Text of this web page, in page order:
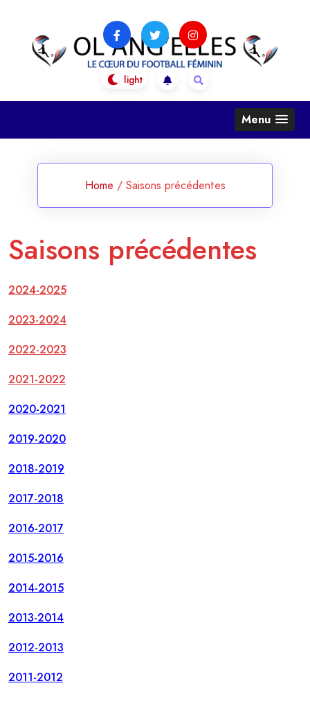
content
OL Ang'Elles
Le coeur du football féminin
Menu
Home / Saisons précédentes
Saisons précédentes
2024-2025
2023-2024
2022-2023
2021-2022
2020-2021
2019-2020
2018-2019
2017-2018
2016-2017
2015-2016
2014-2015
2013-2014
2012-2013
2011-2012